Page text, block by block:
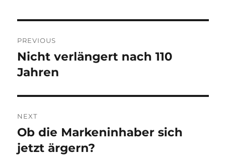
navigation
PREVIOUS
Previous
post:
Nicht verlängert nach 110
Jahren
NEXT
Next
post:
Ob die Markeninhaber sich
jetzt ärgern?